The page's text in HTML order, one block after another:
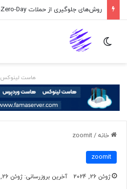
تغییر پوسته
هاست لینوکس
خانه /
zoomit
zoomit
ژوئن 26, 2024 آخرین بروزرسانی: ژوئن 26, 2024